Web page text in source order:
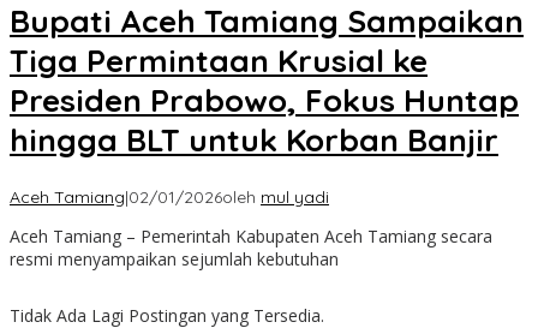
Bupati Aceh Tamiang Sampaikan
Tiga Permintaan Krusial ke
Presiden Prabowo, Fokus Huntap
hingga BLT untuk Korban Banjir
Aceh Tamiang|02/01/2026oleh mul yadi
Aceh Tamiang – Pemerintah Kabupaten Aceh Tamiang secara
resmi menyampaikan sejumlah kebutuhan
Tidak Ada Lagi Postingan yang Tersedia.